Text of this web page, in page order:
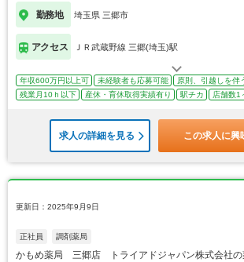
勤務地 埼玉県 三郷市
アクセス ＪＲ武蔵野線 三郷(埼玉)駅
年収600万円以上可 未経験者も応募可能
原則、引越しを伴
残業月10ｈ以下
産休・育休取得実績有り 駅チカ 店舗数1
求人の詳細を見る この求人に興
更新日：2025年9月9日
正社員 調剤薬局
かもめ薬局 三郷店 トライアドジャパン株式会社の